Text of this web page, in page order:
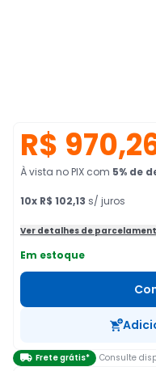
R$
À vista no PIX com 5% de
10x R$ 102,13 s/ juros
Ver detalhes de
Em estoque
 Frete grátis* Consulte